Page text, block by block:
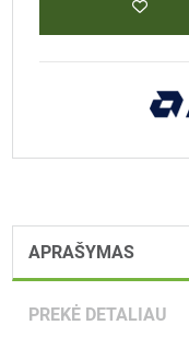
APRAŠYMAS
PREKĖ DETALIAU